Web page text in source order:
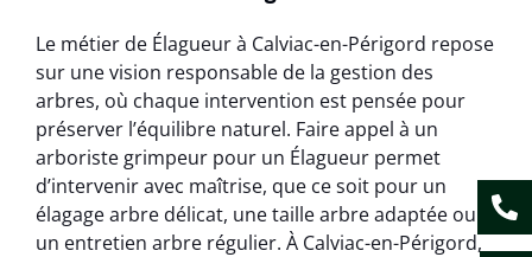
Le métier de Élagueur à Calviac-en-Périgord repose
sur une vision responsable de la gestion des
arbres, où chaque intervention est pensée pour
préserver l’équilibre naturel. Faire appel à un
arboriste grimpeur pour un Élagueur permet
d’intervenir avec maîtrise, que ce soit pour un
élagage arbre délicat, une taille arbre adaptée ou
un entretien arbre régulier. À Calviac-en-Périgord,